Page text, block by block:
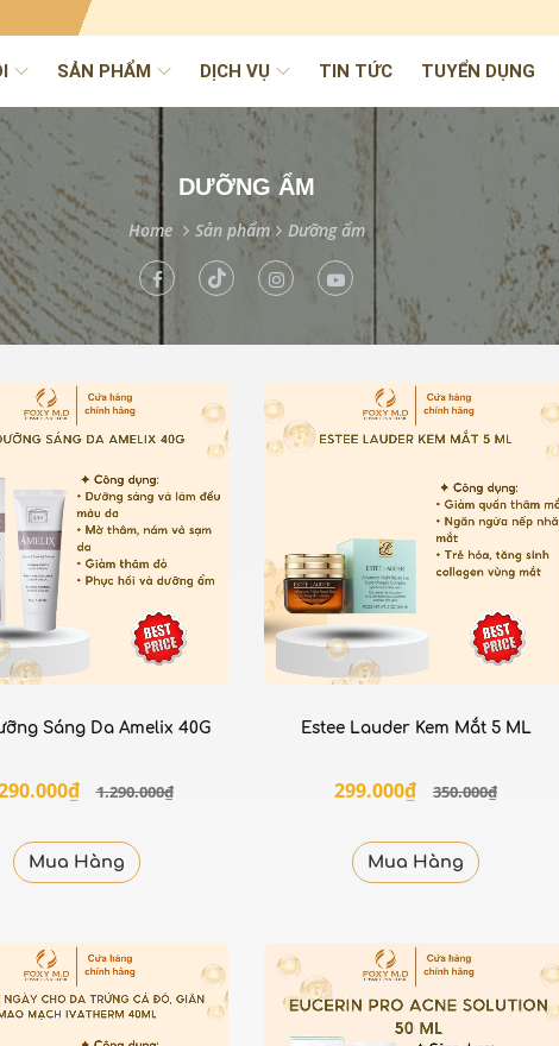
SẢN PHẨM DỊCH VỤ TIN TỨC TUYỂN DỤNG
DƯỠNG ẨM
Home Sản phẩm Dưỡng ẩm
Sáng Da Amelix 40G
1.290.000₫
Mua Hàng
Estee Lauder Kem Mắt 5 ML
299.000₫ 350.000₫
Mua Hàng